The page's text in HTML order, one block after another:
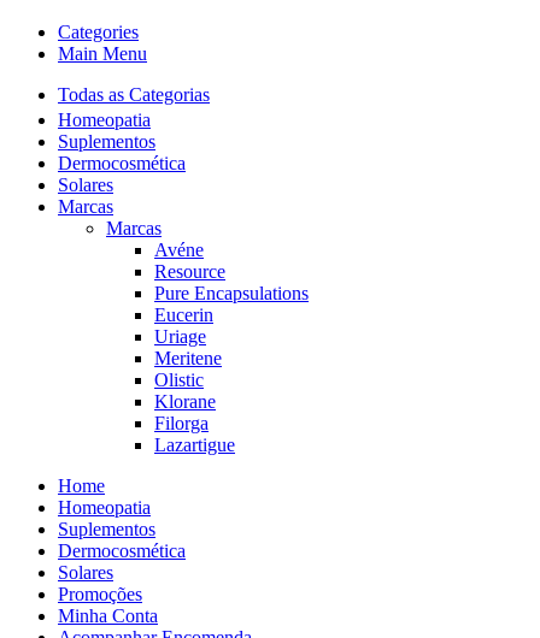
Categories
Main Menu
Todas as Categorias
Homeopatia
Suplementos
Dermocosmética
Solares
Marcas
Marcas
Avéne
Resource
Pure Encapsulations
Eucerin
Uriage
Meritene
Olistic
Klorane
Filorga
Lazartigue
Home
Homeopatia
Suplementos
Dermocosmética
Solares
Promoções
Minha Conta